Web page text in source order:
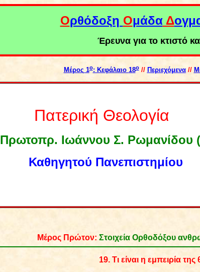
Ορθόδοξη ΟμάδαΔ
Έρευνα για το κτιστό
Μέρος 1ο: Κεφάλαιο 18ο// Περιεχόμενα//
Πατερική Θεολογία
Πρωτοπρ. Ιωάννου Σ. Ρωμανίδου
Καθηγητού Πανεπιστημίου
Μέρος Πρώτον: Στοιχεία Ορθοδόξου
19. Τι είναι η εμπειρία